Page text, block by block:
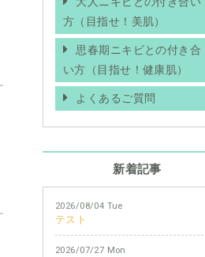
方（目指せ！美肌）
思春期ニキビとの付き合
い方（目指せ！健康肌）
よくあるご質問
新着記事
2026/08/04 Tue
テスト
2026/07/27 Mon